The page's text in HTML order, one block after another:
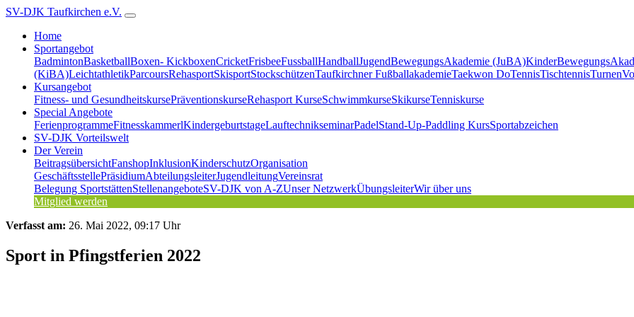
SV-DJK Taufkirchen e.V.
Home
Sportangebot
BadmintonBasketballBoxen- KickboxenCricketFrisbeeFussballHandballJugendBewegungsAkademie (JuBA)
(KiBA)LeichtathletikParcoursRehasportSkisportStockschützenTaufkirchner FußballakademieTaekwon DoTennisTischtennisTurnen
Kursangebot
Fitness- und GesundheitskursePräventionskurseRehasport KurseSchwimmkurseSkikurseTenniskurse
Special Angebote
FerienprogrammeFitnesskammerlKindergeburtstageLauftechnikseminarPadelStand-Up-Paddling KursSportabzeichen
SV-DJK Vorteilswelt
Der Verein
BeitragsübersichtFanshopInklusionKinderschutzOrganisation
GeschäftsstellePräsidiumAbteilungsleiterJugendleitungVereinsrat
Belegung SportstättenStellenangeboteSV-DJK von A-ZUnser NetzwerkÜbungsleiterWir über uns
Mitglied werden
Verfasst am: 26. Mai 2022, 09:17 Uhr
Sport in Pfingstferien 2022